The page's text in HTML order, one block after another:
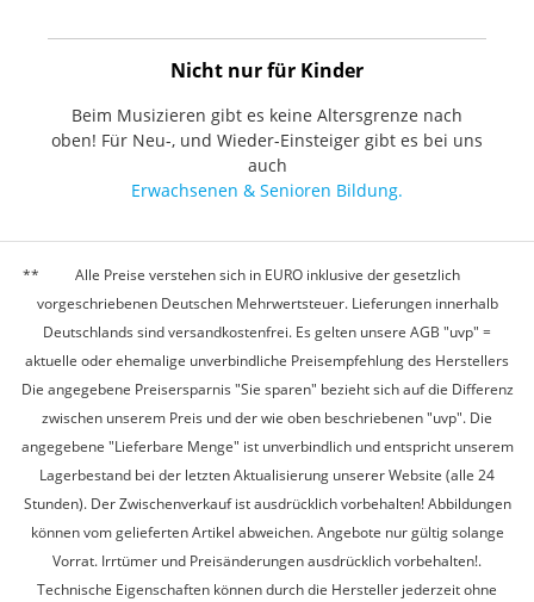
Nicht nur für Kinder
Beim Musizieren gibt es keine Altersgrenze nach
oben! Für Neu-, und Wieder-Einsteiger gibt es bei uns
auch
Erwachsenen & Senioren Bildung.
Alle Preise verstehen sich in EURO inklusive der gesetzlich
vorgeschriebenen Deutschen Mehrwertsteuer. Lieferungen innerhalb
Deutschlands sind versandkostenfrei. Es gelten unsere AGB "uvp" =
aktuelle oder ehemalige unverbindliche Preisempfehlung des Herstellers
Die angegebene Preisersparnis "Sie sparen" bezieht sich auf die Differenz
zwischen unserem Preis und der wie oben beschriebenen "uvp". Die
angegebene "Lieferbare Menge" ist unverbindlich und entspricht unserem
Lagerbestand bei der letzten Aktualisierung unserer Website (alle 24
Stunden). Der Zwischenverkauf ist ausdrücklich vorbehalten! Abbildungen
können vom gelieferten Artikel abweichen. Angebote nur gültig solange
Vorrat. Irrtümer und Preisänderungen ausdrücklich vorbehalten!.
Technische Eigenschaften können durch die Hersteller jederzeit ohne